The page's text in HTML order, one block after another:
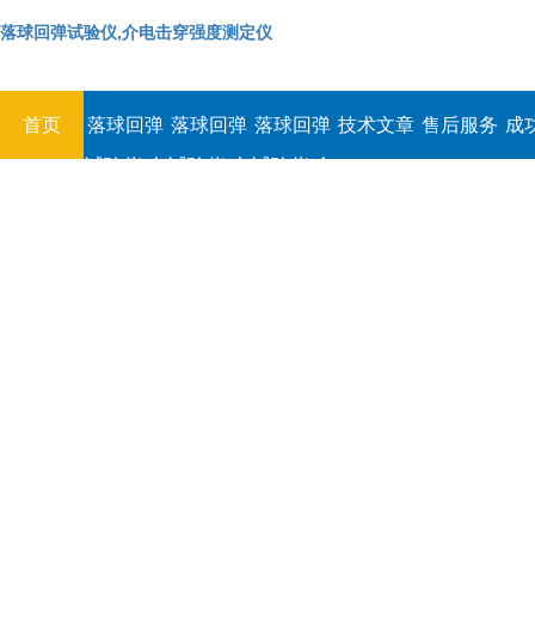
落球回弹试验仪,介电击穿强度测定仪
首页
落球回弹
试验仪,介
落球回弹
试验仪,介
落球回弹
试验仪,介
技术文章 售后服务 成